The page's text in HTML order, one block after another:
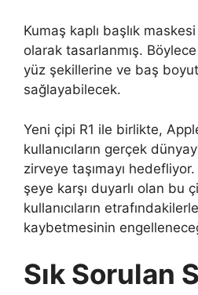
Kumaş kaplı başlık
olarak tasarlanmış.
yüz şekillerine ve baş
sağlayabilecek.
Yeni çipi R1 ile birlikte,
kullanıcıların gerçek
zirveye taşımayı
şeye karşı duyarlı olan bu
kullanıcıların
kaybetmesinin
Sık Sorulan